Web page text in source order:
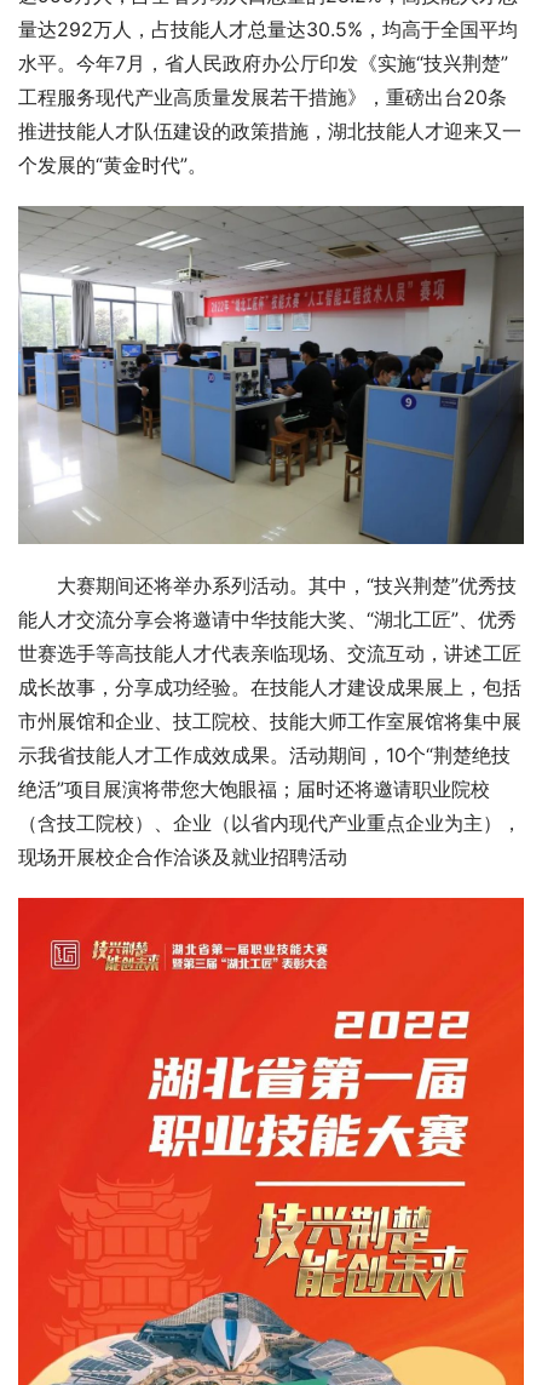
量达292万人，占技能人才总量达30.5%，均高于全国平均
水平。今年7月，省人民政府办公厅印发《实施“技兴荆楚”
工程服务现代产业高质量发展若干措施》，重磅出台20条
推进技能人才队伍建设的政策措施，湖北技能人才迎来又一
个发展的“黄金时代”。
大赛期间还将举办系列活动。其中，“技兴荆楚”优秀技
能人才交流分享会将邀请中华技能大奖、“湖北工匠”、优秀
世赛选手等高技能人才代表亲临现场、交流互动，讲述工匠
成长故事，分享成功经验。在技能人才建设成果展上，包括
市州展馆和企业、技工院校、技能大师工作室展馆将集中展
示我省技能人才工作成效成果。活动期间，10个“荆楚绝技
绝活”项目展演将带您大饱眼福；届时还将邀请职业院校
（含技工院校）、企业（以省内现代产业重点企业为主），
现场开展校企合作洽谈及就业招聘活动